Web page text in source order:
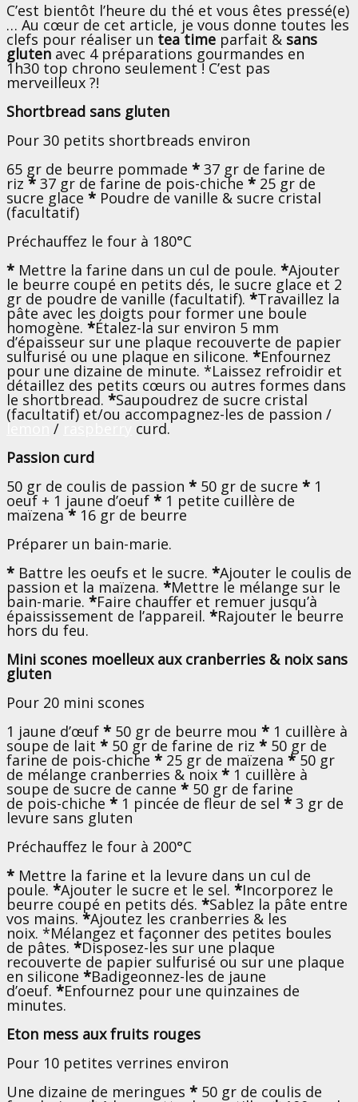
C’est bientôt l’heure du thé et vous êtes pressé(e)
… Au cœur de cet article, je vous donne toutes les
clefs pour réaliser un tea time parfait & sans
gluten avec 4 préparations gourmandes en
1h30 top chrono seulement ! C’est pas
merveilleux ?!
Shortbread sans gluten
Pour 30 petits shortbreads environ
65 gr de beurre pommade * 37 gr de farine de
riz* 37 gr de farine de pois-chiche * 25 gr de
sucre glace * Poudre de vanille & sucre cristal
(facultatif)
Préchauffez le four à 180°C
* Mettre la farine dans un cul de poule. *Ajouter
le beurre coupé en petits dés, le sucre glace et 2
gr de poudre de vanille (facultatif). *Travaillez la
pâte avec les doigts pour former une boule
homogène. *Étalez-la sur environ 5 mm
d’épaisseur sur une plaque recouverte de papier
sulfurisé ou une plaque en silicone. *Enfournez
pour une dizaine de minute. *Laissez refroidir et
détaillez des petits cœurs ou autres formes dans
le shortbread. *Saupoudrez de sucre cristal
(facultatif) et/ou accompagnez-les de passion /
lemon / raspberry
curd.
Passion curd
50 gr de coulis de passion * 50 gr de sucre * 1
oeuf + 1 jaune d’oeuf * 1 petite cuillère de
maïzena* 16 gr de beurre
Préparer un bain-marie.
* Battre les oeufs et le sucre. *Ajouter le coulis de
passion et la maïzena. *Mettre le mélange sur le
bain-marie. *Faire chauffer et remuer jusqu’à
épaississement de l’appareil. *Rajouter le beurre
hors du feu.
Mini scones moelleux aux cranberries & noix sans
gluten
Pour 20 mini scones
1 jaune d’œuf * 50 gr de beurre mou * 1 cuillère à
soupe de lait * 50 gr de farine de riz * 50 gr de
farine de pois-chiche * 25 gr de maïzena *50 gr
de mélange cranberries & noix * 1 cuillère à
soupe de sucre de canne * 50 gr de farine
de pois-chiche * 1 pincée de fleur de sel * 3 gr de
levure sans gluten
Préchauffez le four à 200°C
* Mettre la farine et la levure dans un cul de
poule. *Ajouter le sucre et le sel. *Incorporez le
beurre coupé en petits dés. *Sablez la pâte entre
vos mains. *Ajoutez les cranberries & les
noix. *Mélangez et façonner des petites boules
de pâtes. *Disposez-les sur une plaque
recouverte de papier sulfurisé ou sur une plaque
en silicone *Badigeonnez-les de jaune
d’oeuf. *Enfournez pour une quinzaines de
minutes.
Eton mess aux fruits rouges
Pour 10 petites verrines environ
Une dizaine de meringues * 50 gr de coulis de